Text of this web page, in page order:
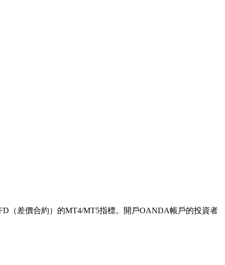
（差價合約）的MT4/MT5指標。開戶OANDA帳戶的投資者